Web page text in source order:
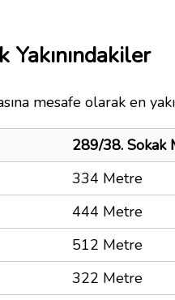
mesafe olarak en
289/38. Sokak
334 Metre
444 Metre
512 Metre
322 Metre